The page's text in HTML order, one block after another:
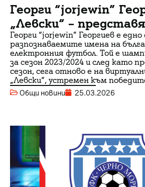
Георги “jorjewin”
„Левски“ –
Георги “jorjewin” Георгиев е
разпознаваемите имена на
електронния футбол. Той е
за сезон 2023/2024 и след като
сезон, сега отново е на
„Левски“, устремен към
Общи новини 25.03.2026